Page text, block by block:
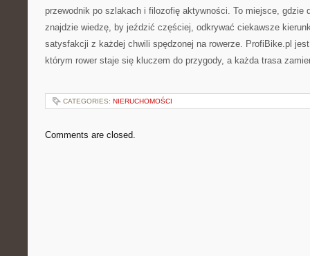
przewodnik po szlakach i filozofię aktywności. To miejsce, gdzie
znajdzie wiedzę, by jeździć częściej, odkrywać ciekawsze
satysfakcji z każdej chwili spędzonej na rowerze. ProfiBike.pl
którym rower staje się kluczem do przygody, a każda trasa
CATEGORIES: NIERUCHOMOŚCI
Comments are closed.